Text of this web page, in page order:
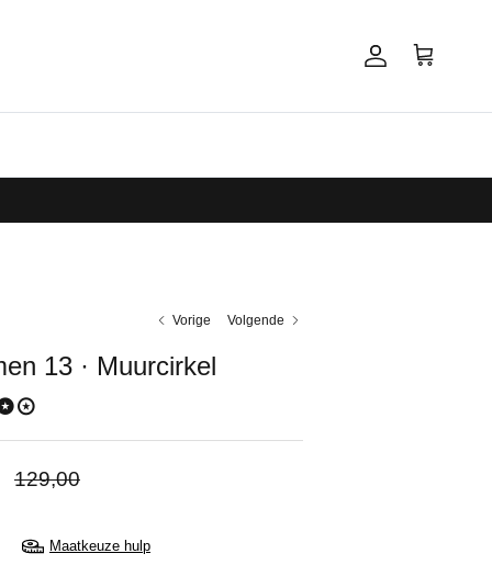
AccountWinkelwagen
Vorige Volgende
13 · Muurcirkel
Reguliere prijs
129,00
Maatkeuze hulp